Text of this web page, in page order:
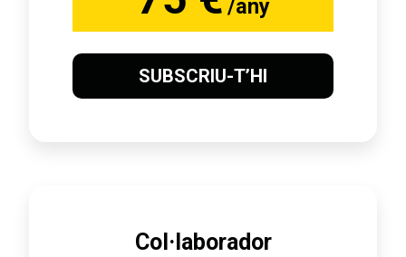
/any
SUBSCRIU-T’HI
Col·laborador